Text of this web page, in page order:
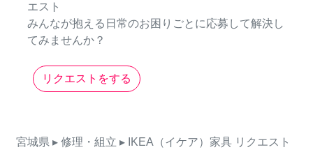
エスト
みんなが抱える日常のお困りごとに応募して解決し
てみませんか？
リクエストをする
宮城県 ▸ 修理・組立 ▸ IKEA（イケア）家具 リクエスト